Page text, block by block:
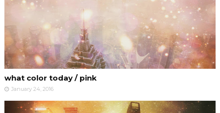
what color today / pink
January 24, 2016